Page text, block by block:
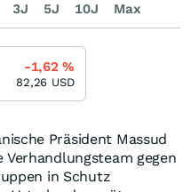
Präsident Massud
Verhandlungsteam gegen
in Schutz
3J 5J 10J Max
-1,62%
82,26 USD